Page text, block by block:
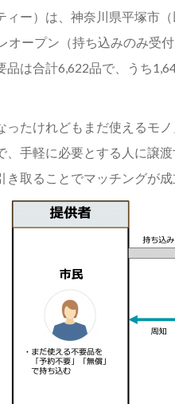
ー）は、神奈川県平塚市
オープン（持ち込みのみ受
は合計6,622品で、うち
ったけれどもまだ使えるモ
、手軽に必要とする人に譲
取ることでマッチングが成